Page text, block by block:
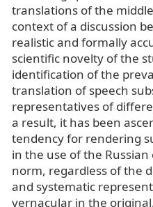
translations of the
context of a discussion
realistic and formally
scientific novelty of the
identification of the
translation of speech
representatives of
a result, it has been
tendency for rendering
in the use of the
norm, regardless of the
and systematic
vernacular in the